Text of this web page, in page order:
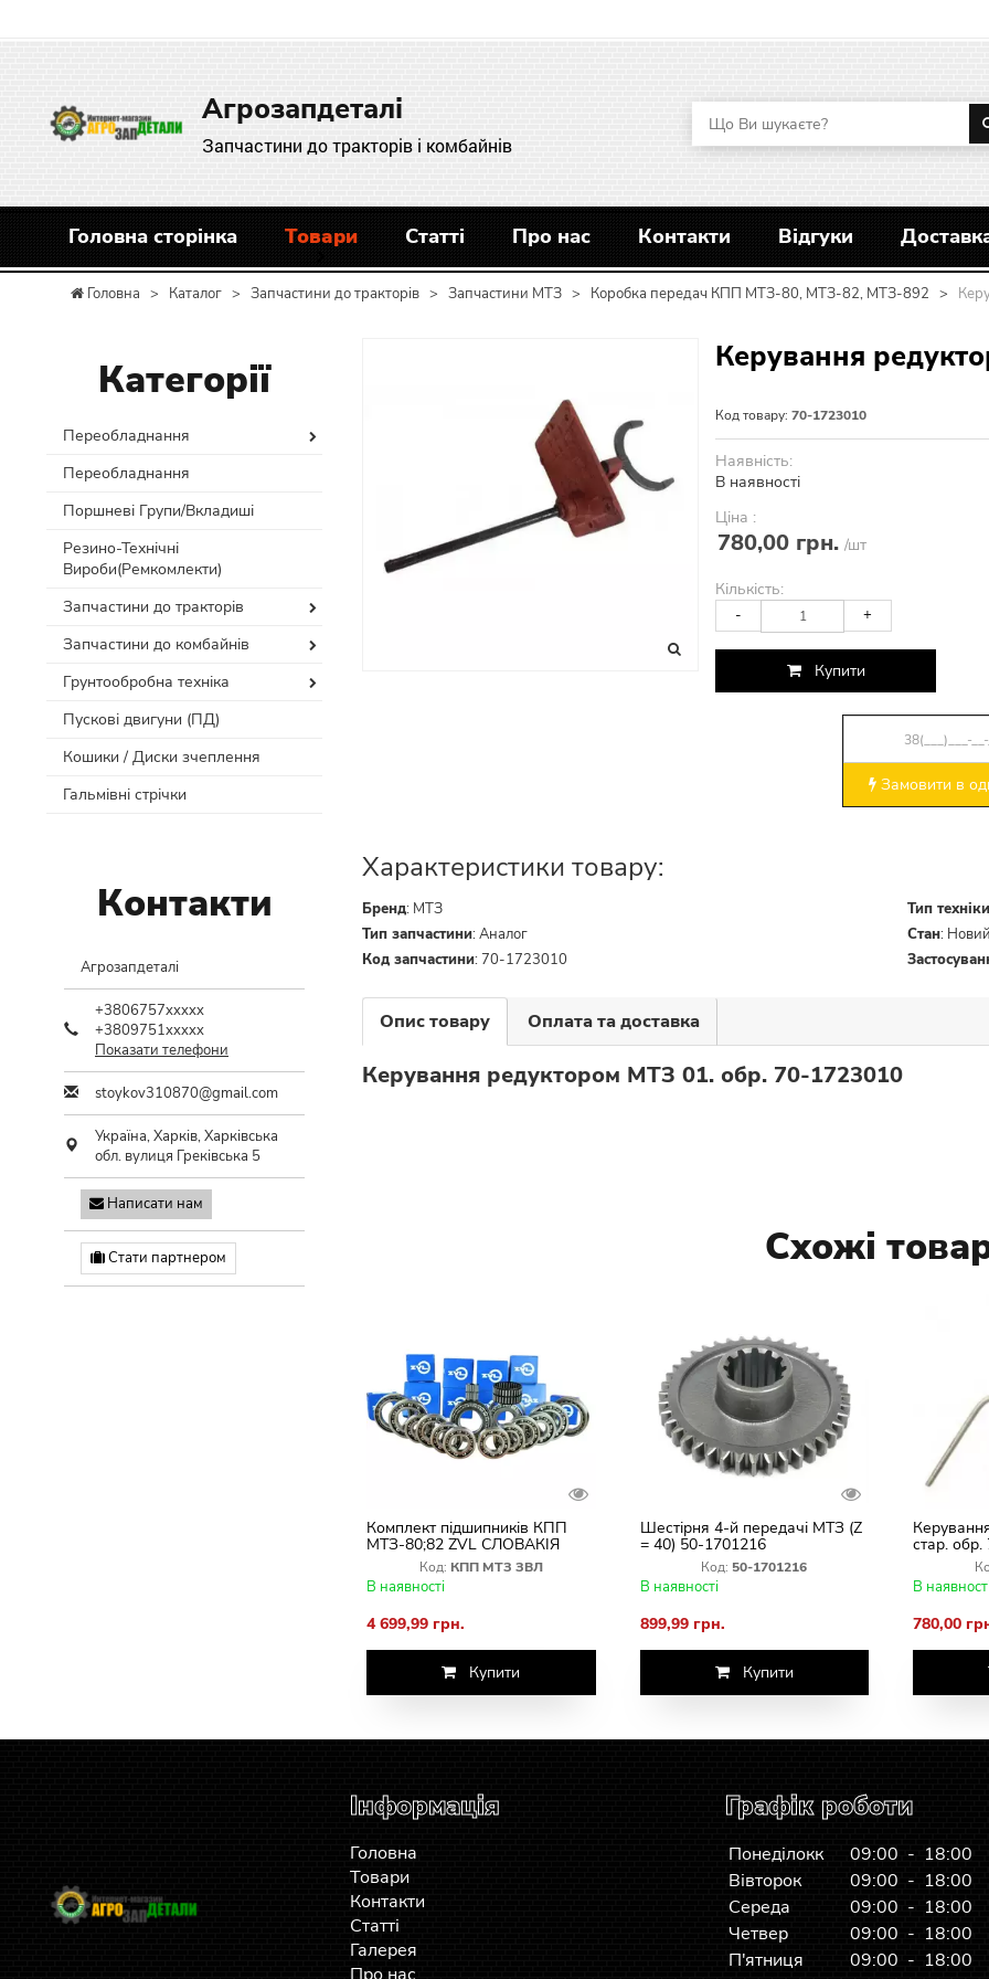
Агрозапдеталі
Запчастини до тракторів і комбайнів
Головна сторінка Товари Статті Про нас Контакти Відгуки
Головна > Каталог > Запчастини до тракторів > Запчастини МТЗ > Коробка передач КПП МТЗ-80, МТЗ-82, МТЗ-892 >
Керування
Код товару: 70-1723010
Наявність:
В наявності
Ціна :
780,00 грн. /шт
Кількість:
- +
Купити
Замовити в
Характеристики товару:
Бренд: МТЗ
Тип техніки
Тип запчастини:Аналог Стан:
Код запчастини:70-1723010
Опис товару Оплата та доставка
Керування редуктором МТЗ 01. обр. 70-1723010
Схожі
Комплект підшипників КПП
МТЗ-80;82 ZVL СЛОВАКІЯ
Код: КПП МТЗ ЗВЛ
В наявності
4 699,99 грн.
Купити
Шестірня 4-й передачі МТЗ (Z
= 40) 50-1701216
Код: 50-1701216
В наявності
899,99 грн.
Купити
стар.
В
780,00
Категорії
Переобладнання
Переобладнання
Поршневі Групи/Вкладиші
Резино-Технічні
Вироби(Ремкомлекти)
Запчастини до тракторів
Запчастини до комбайнів
Грунтообробна техніка
Пускові двигуни (ПД)
Кошики / Диски зчеплення
Гальмівні стрічки
Контакти
Агрозапдеталі
+3806757xxxxx
+3809751xxxxx
Показати телефони
stoykov310870@gmail.com
Україна,Харків,Харківська
обл. вулиця Греківська 5
Написати нам
Стати партнером
Інформація
Головна
Товари
Контакти
Статті
Галерея
Графік роботи
Понеділокк
09:00 - 18:00
Вівторок
09:00 - 18:00
Середа
09:00 - 18:00
Четвер
09:00 - 18:00
П'ятниця
09:00 - 18:00